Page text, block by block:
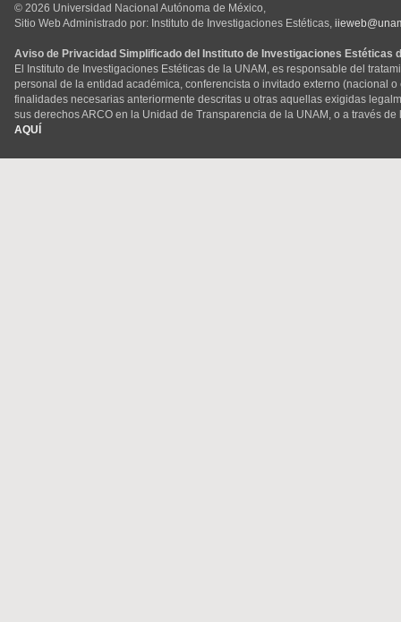
© 2026 Universidad Nacional Autónoma de México,
Sitio Web Administrado por: Instituto de Investigaciones Estéticas,
Aviso de Privacidad Simplificado del Instituto de Investigaciones Estéticas
El Instituto de Investigaciones Estéticas de la UNAM, es responsable del
personal de la entidad académica, conferencista o invitado externo (nacional
finalidades necesarias anteriormente descritas u otras aquellas exigidas
sus derechos ARCO en la Unidad de Transparencia de la UNAM, o a través
AQUÍ